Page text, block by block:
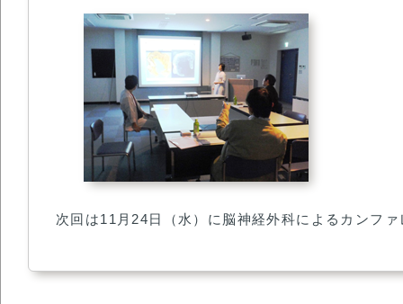
次回は11月24日（水）に脳神経外科によるカンフ